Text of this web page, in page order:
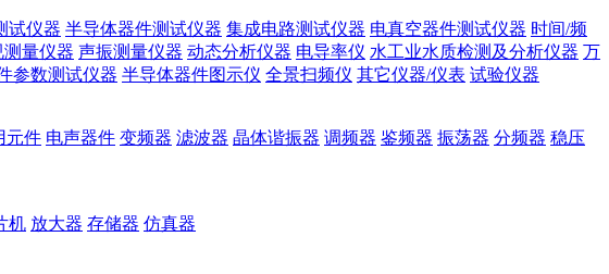
试仪器 半导体器件测试仪器 集成电路测试仪器 电真空器件测试仪器 时间/频
测量仪器 声振测量仪器 动态分析仪器 电导率仪 水工业水质检测及分析仪器 万
参数测试仪器 半导体器件图示仪 全景扫频仪 其它仪器/仪表 试验仪器
元件 电声器件 变频器 滤波器 晶体谐振器 调频器 鉴频器 振荡器 分频器 稳压
机 放大器 存储器 仿真器